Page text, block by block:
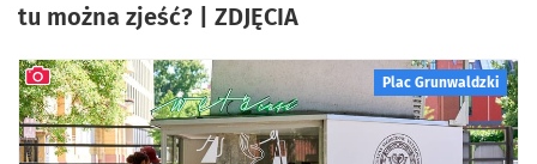
tu można zjeść? | ZDJĘCIA
Plac Grunwaldzki